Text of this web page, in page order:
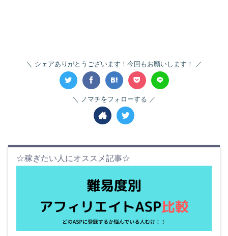
シェアありがとうございます！今回もお願いします！
ノマチをフォローする
☆稼ぎたい人にオススメ記事☆